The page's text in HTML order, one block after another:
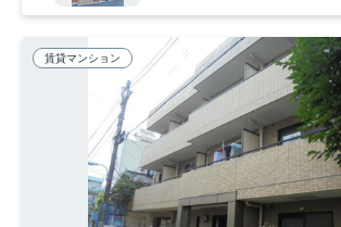
賃貸マンション